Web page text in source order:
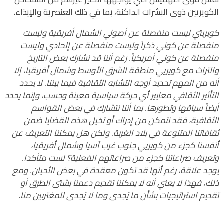
الكويريين ذوي البشرات الداكنة، بما في ذلك العنصرية والإيذاء.
كويريتي ليست منفصلة عن أصولي الشمال أفريقية وليست
منفصلة عن كوني ذكراً وليست منفصلة عن إلحادي وليست
منفصلة عن كوني أمريكياً. رغم أننا قد نشارك بعض التاريخ
والتراث مع كويريي منطقة الشرق الأوسط وشمال أفريقيا، إلا
أنه من المهم تحديد أوجه التشابه الثقافية فيما بيننا.لا يحدد
التأثير الثقافي معايير أي حركة سياسية معينة وحسب، وإنما يحدد
أيضاً سياقها وتطورها. بما أننا نتشارك في بعض القواسم
الثقافية، فقد نتمكن من إدراك أو تخيل هذه القضايا ضمن
ثقافاتنا المتنوعة في بلاد الغربة. ولكن هل يمكننا التعريف عن
أنفسنا كجزء من كويريي جنوب غرب آسيا وشمال أفريقيا،
وتعريف صراعاتنا كجزء من صراعاتهم الفعلية؟ لست متأكدا.
يوجد علاقة، رغم أنها قد تكون معقدة في بعض الأحيان. ومع
ذلك، فهذا لا يعني أنه لا يمكننا تقديم دعمنا بشتى الطرق أو
تقديم استراتيجيات بشأن ما يُجدي وما لا يُجدي للمغتربين منا.